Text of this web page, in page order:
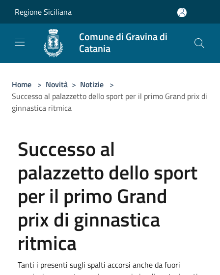
Regione Siciliana
Comune di Gravina di
Catania
Home > Novità > Notizie >
Successo al palazzetto dello sport per il primo Grand prix di
ginnastica ritmica
Successo al
palazzetto dello sport
per il primo Grand
prix di ginnastica
ritmica
Tanti i presenti sugli spalti accorsi anche da fuori